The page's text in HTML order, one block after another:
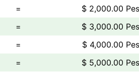
=
$ 2,000.00
=
$ 3,000.00
=
$ 4,000.00
=
$ 5,000.00